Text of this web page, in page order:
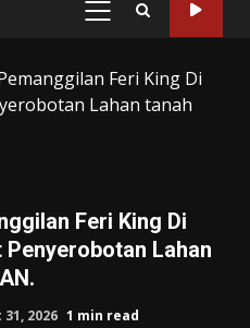
PRIMARY
Feri King Di
Lahan tanah
Feri King Di
Lahan
2026 1 min read